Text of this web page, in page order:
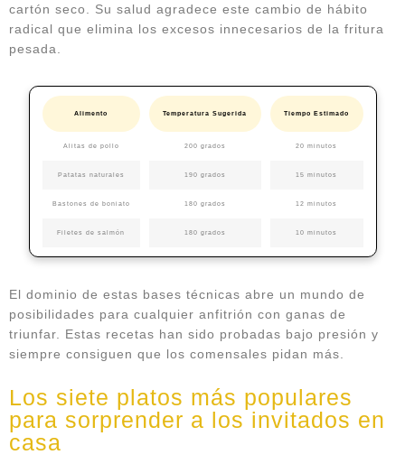
cartón seco. Su salud agradece este cambio de hábito
radical que elimina los excesos innecesarios de la fritura
pesada.
Alimento Temperatura Sugerida Tiempo Estimado
Alitas de pollo 200 grados 20 minutos
Patatas naturales 190 grados 15 minutos
Bastones de boniato 180 grados 12 minutos
Filetes de salmón 180 grados 10 minutos
El dominio de estas bases técnicas abre un mundo de
posibilidades para cualquier anfitrión con ganas de
triunfar. Estas recetas han sido probadas bajo presión y
siempre consiguen que los comensales pidan más.
Los siete platos más populares
para sorprender a los invitados en
casa